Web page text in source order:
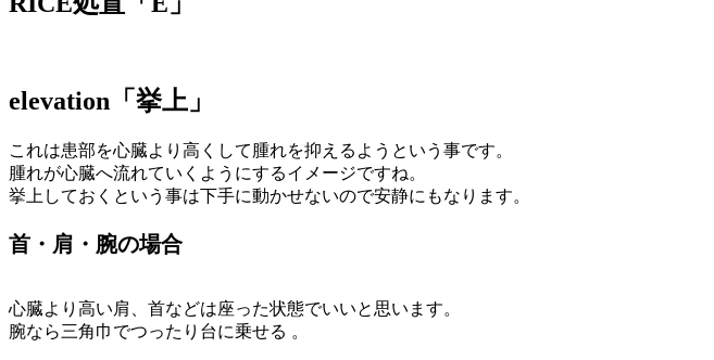
elevation「挙上」
これは患部を心臓より高くして腫れを抑えるようという事です。
腫れが心臓へ流れていくようにするイメージですね。
挙上しておくという事は下手に動かせないので安静にもなります。
首・肩・腕の場合
心臓より高い肩、首などは座った状態でいいと思います。
腕なら三角巾でつったり台に乗せる 。